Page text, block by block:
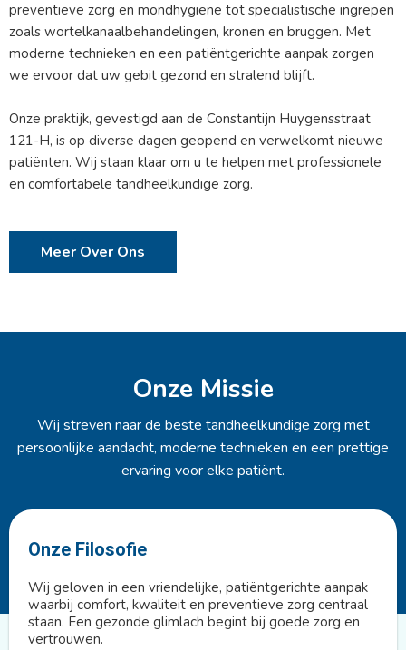
preventieve zorg en mondhygiëne tot specialistische ingrepen
zoals wortelkanaalbehandelingen, kronen en bruggen. Met
moderne technieken en een patiëntgerichte aanpak zorgen
we ervoor dat uw gebit gezond en stralend blijft.
Onze praktijk, gevestigd aan de Constantijn Huygensstraat
121-H, is op diverse dagen geopend en verwelkomt nieuwe
patiënten. Wij staan klaar om u te helpen met professionele
en comfortabele tandheelkundige zorg.
Meer Over Ons
Onze Missie
Wij streven naar de beste tandheelkundige zorg met
persoonlijke aandacht, moderne technieken en een prettige
ervaring voor elke patiënt.
Onze Filosofie
Wij geloven in een vriendelijke, patiëntgerichte aanpak
waarbij comfort, kwaliteit en preventieve zorg centraal
staan. Een gezonde glimlach begint bij goede zorg en
vertrouwen.